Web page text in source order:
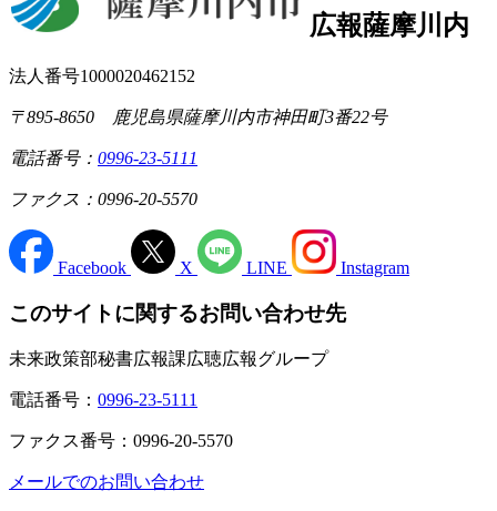
広報薩摩川内
法人番号1000020462152
〒895-8650 鹿児島県薩摩川内市神田町3番22号
電話番号： 0996-23-5111
ファクス：0996-20-5570
Facebook X LINE Instagram
このサイトに関するお問い合わせ先
未来政策部秘書広報課広聴広報グループ
電話番号： 0996-23-5111
ファクス番号：0996-20-5570
メールでのお問い合わせ